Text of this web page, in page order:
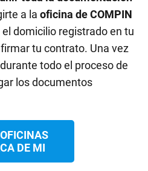
a la oficina de COMPIN
domicilio registrado en tu
tu contrato. Una vez
todo el proceso de
los documentos
DE MI